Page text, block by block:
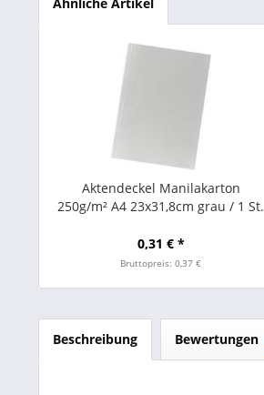
Aktendeckel Manilakarton
250g/m² A4 23x31,8cm grau / 1 St.
0,31 € *
Bruttopreis: 0,37 €
Beschreibung Bewertungen